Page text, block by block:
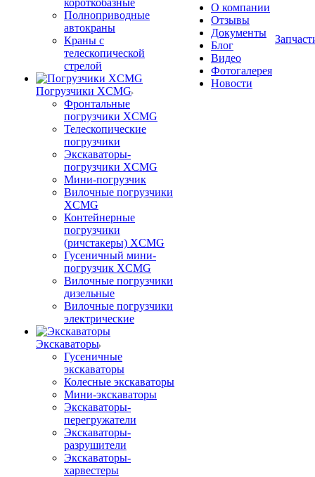
короткобазные
Полноприводные
автокраны
Краны с
телескопической
стрелой
Погрузчики XCMG
Фронтальные
погрузчики XCMG
Телескопические
погрузчики
Экскаваторы-
погрузчики XCMG
Мини-погрузчик
Вилочные погрузчики
XCMG
Контейнерные
погрузчики
(ричстакеры) XCMG
Гусеничный мини-
погрузчик XCMG
Вилочные погрузчики
дизельные
Вилочные погрузчики
электрические
Экскаваторы
Гусеничные
экскаваторы
Колесные экскаваторы
Мини-экскаваторы
Экскаваторы-
перегружатели
Экскаваторы-
разрушители
Экскаваторы-
харвестеры
О компании
Отзывы
Документы
Блог
Видео
Фотогалерея
Новости